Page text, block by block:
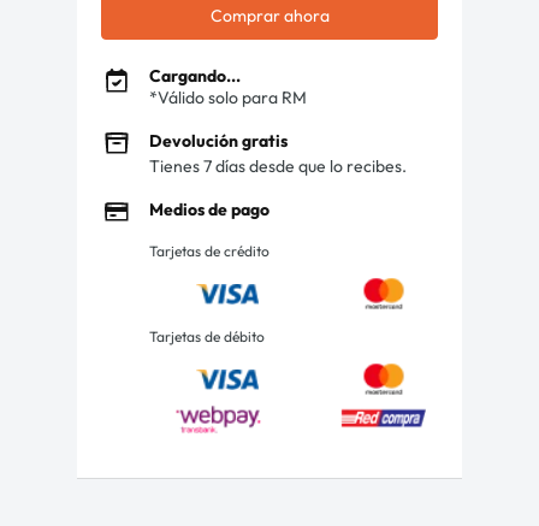
Comprar ahora
Cargando...
*Válido solo para RM
Devolución gratis
Tienes 7 días desde que lo recibes.
Medios de pago
Tarjetas de crédito
Tarjetas de débito